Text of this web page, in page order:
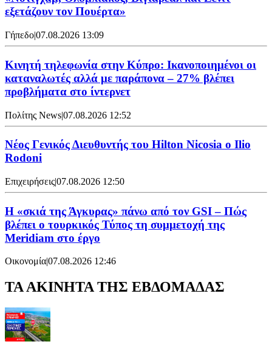
εξετάζουν τον Πουέρτα»
Γήπεδο|07.08.2026 13:09
Κινητή τηλεφωνία στην Κύπρο: Ικανοποιημένοι οι
καταναλωτές αλλά με παράπονα – 27% βλέπει
προβλήματα στο ίντερνετ
Πολίτης News|07.08.2026 12:52
Νέος Γενικός Διευθυντής του Hilton Nicosia ο Ilio
Rodoni
Επιχειρήσεις|07.08.2026 12:50
H «σκιά της Άγκυρας» πάνω από τον GSI – Πώς
βλέπει ο τουρκικός Τύπος τη συμμετοχή της
Meridiam στο έργο
Οικονομία|07.08.2026 12:46
ΤΑ ΑΚΙΝΗΤΑ ΤΗΣ ΕΒΔΟΜΑΔΑΣ